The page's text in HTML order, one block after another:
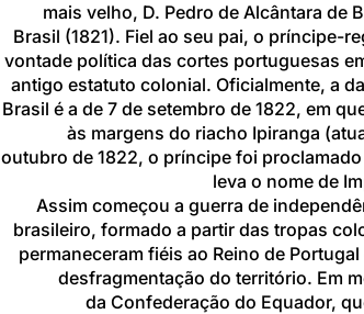
mais velho, D. Pedro de Alcântara de
Brasil (1821). Fiel ao seu pai, o príncipe-
vontade política das cortes portuguesas
antigo estatuto colonial. Oficialmente, a
Brasil é a de 7 de setembro de 1822, em
às margens do riacho Ipiranga
outubro de 1822, o príncipe foi
leva o nome de
Assim começou a guerra de
brasileiro, formado a partir das tropas
permaneceram fiéis ao Reino de Portugal
desfragmentação do território. Em
da Confederação do Equador,